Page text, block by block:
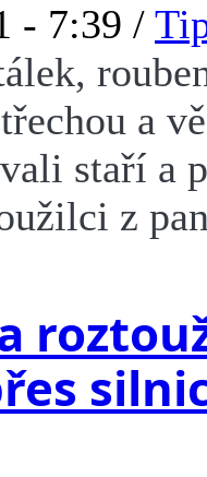
- 7:39 /
a
staří a
z